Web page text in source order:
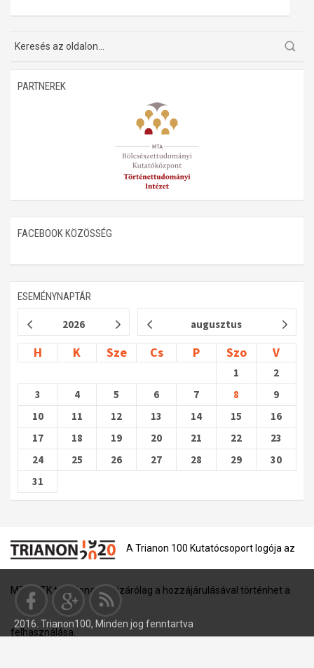
PARTNEREK
FACEBOOK KÖZÖSSÉG
ESEMÉNYNAPTÁR
2026 augusztus
H K Sze Cs P Szo V
1
2
3
4 5 6 7 8
9
10
11 12 13 14 15
16
17
18 19 20 21 22
23
24
25 26 27 28 29
30
31
A Trianon 100 Kutatócsoport logója az
MTA BTK tulajdona, és kizárólag a hozzájárulásával történhet a
felhasználása.
2016. Trianon100, Minden jog fenntartva